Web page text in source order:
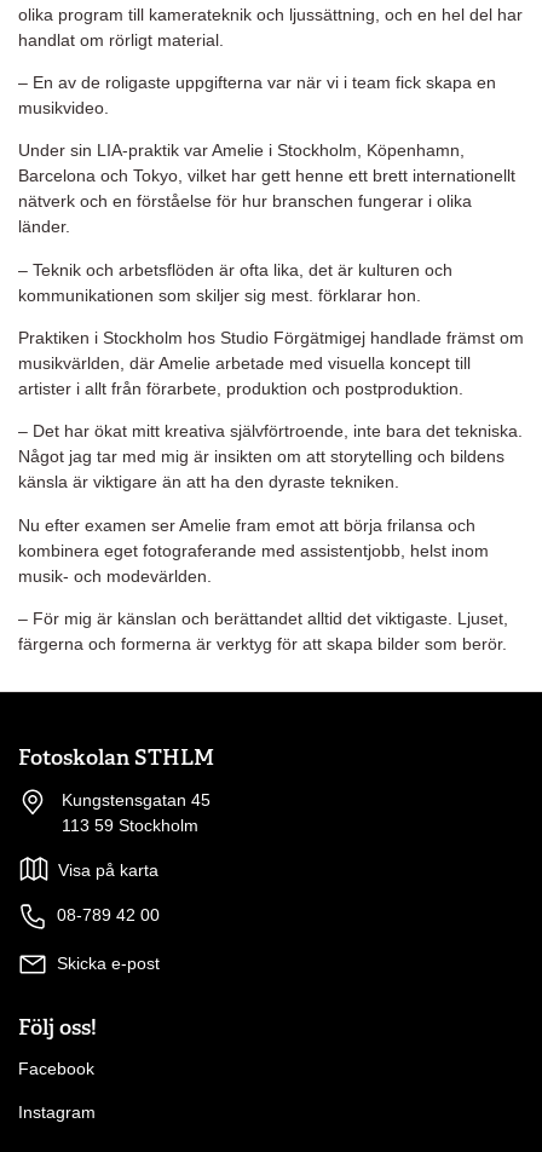
olika program till kamerateknik och ljussättning, och en hel del har
handlat om rörligt material.
– En av de roligaste uppgifterna var när vi i team fick skapa en
musikvideo.
Under sin LIA-praktik var Amelie i Stockholm, Köpenhamn,
Barcelona och Tokyo, vilket har gett henne ett brett internationellt
nätverk och en förståelse för hur branschen fungerar i olika
länder.
– Teknik och arbetsflöden är ofta lika, det är kulturen och
kommunikationen som skiljer sig mest. förklarar hon.
Praktiken i Stockholm hos Studio Förgätmigej handlade främst om
musikvärlden, där Amelie arbetade med visuella koncept till
artister i allt från förarbete, produktion och postproduktion.
– Det har ökat mitt kreativa självförtroende, inte bara det tekniska.
Något jag tar med mig är insikten om att storytelling och bildens
känsla är viktigare än att ha den dyraste tekniken.
Nu efter examen ser Amelie fram emot att börja frilansa och
kombinera eget fotograferande med assistentjobb, helst inom
musik- och modevärlden.
– För mig är känslan och berättandet alltid det viktigaste. Ljuset,
färgerna och formerna är verktyg för att skapa bilder som berör.
Fotoskolan STHLM
Kungstensgatan 45
113 59 Stockholm
Visa på karta
08-789 42 00
Skicka e-post
Följ oss!
Facebook
Instagram